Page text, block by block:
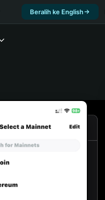
Beralih ke English